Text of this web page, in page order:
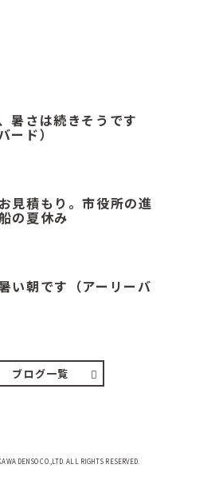
暑さは続きそうです
ード）
見積もり。市役所の進
の夏休み
い朝です（アーリーバ
ブログ一覧
DENSO CO.,LTD. ALL RIGHTS RESERVED.